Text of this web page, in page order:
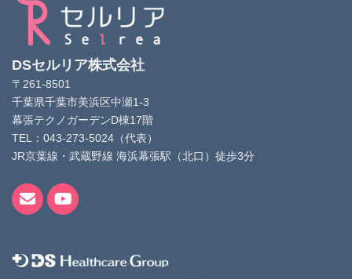
DSセルリア株式会社
〒261-8501
千葉県千葉市美浜区中瀬1-3
幕張テクノガーデンD棟17階
TEL：043-273-5024（代表）
JR京葉線・武蔵野線 海浜幕張駅（北口）徒歩3分